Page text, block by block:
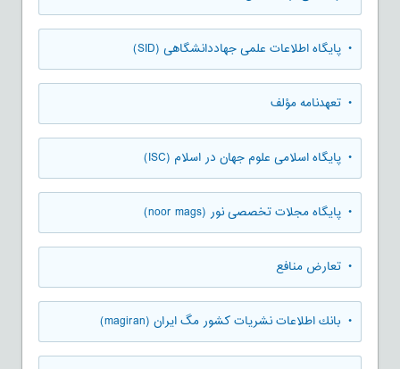
• پایگاه اطلاعات علمی جهاددانشگاهی (SID)
• تعهدنامه مؤلف
• پایگاه اسلامی علوم جهان در اسلام (ISC)
• پایگاه مجلات تخصصی نور (noor mags)
• تعارض منافع
• بانك اطلاعات نشريات كشور مگ ايران (magiran)